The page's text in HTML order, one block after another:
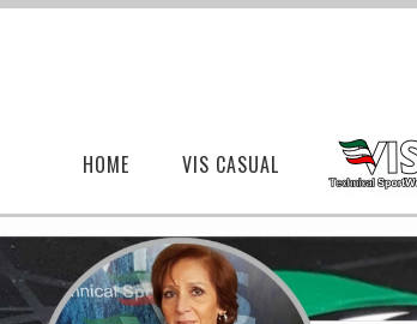
HOME VIS CASUAL